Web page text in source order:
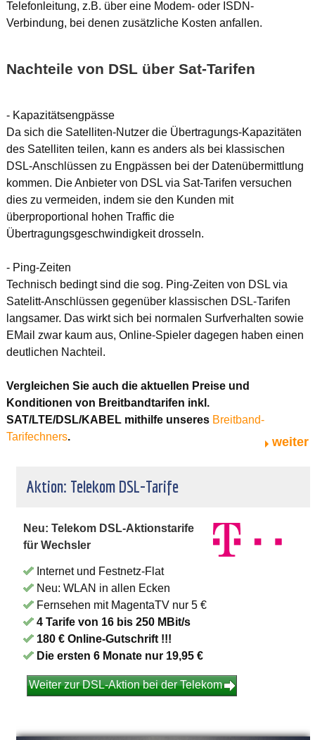
Telefonleitung, z.B. über eine Modem- oder ISDN-
Verbindung, bei denen zusätzliche Kosten anfallen.
Nachteile von DSL über Sat-Tarifen
- Kapazitätsengpässe
Da sich die Satelliten-Nutzer die Übertragungs-Kapazitäten
des Satelliten teilen, kann es anders als bei klassischen
DSL-Anschlüssen zu Engpässen bei der Datenübermittlung
kommen. Die Anbieter von DSL via Sat-Tarifen versuchen
dies zu vermeiden, indem sie den Kunden mit
überproportional hohen Traffic die
Übertragungsgeschwindigkeit drosseln.
- Ping-Zeiten
Technisch bedingt sind die sog. Ping-Zeiten von DSL via
Satelitt-Anschlüssen gegenüber klassischen DSL-Tarifen
langsamer. Das wirkt sich bei normalen Surfverhalten sowie
EMail zwar kaum aus, Online-Spieler dagegen haben einen
deutlichen Nachteil.
Vergleichen Sie auch die aktuellen Preise und
Konditionen von Breitbandtarifen inkl.
SAT/LTE/DSL/KABEL mithilfe unseres Breitband-
Tarifechners. weiter
Aktion: Telekom DSL-Tarife
Neu: Telekom DSL-Aktionstarife
für Wechsler
Internet und Festnetz-Flat
Neu: WLAN in allen Ecken
Fernsehen mit MagentaTV nur 5 €
4 Tarife von 16 bis 250 MBit/s
180 € Online-Gutschrift !!!
Die ersten 6 Monate nur 19,95 €
Weiter zur DSL-Aktion bei der Telekom